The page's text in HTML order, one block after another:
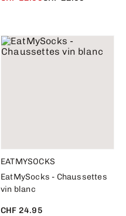
EATMYSOCKS
EatMySocks - Chaussettes
vin blanc
CHF 24.95